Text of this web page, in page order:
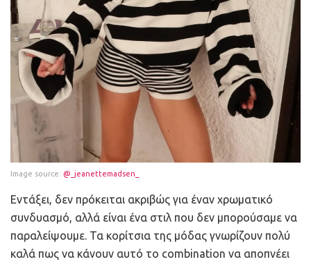
Image source: @_jeanettemadsen_
Εντάξει, δεν πρόκειται ακριβώς για έναν χρωματικό
συνδυασμό, αλλά είναι ένα στιλ που δεν μπορούσαμε να
παραλείψουμε. Τα κορίτσια της μόδας γνωρίζουν πολύ
καλά πως να κάνουν αυτό το combination να αποπνέει